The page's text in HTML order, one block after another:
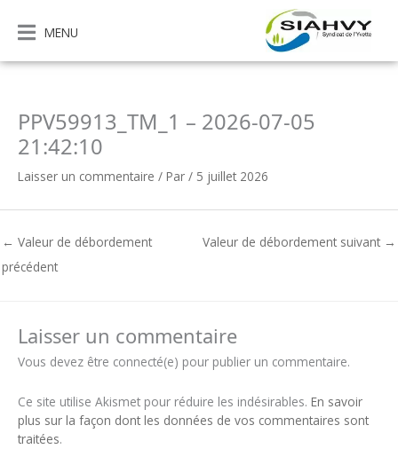
contenu
MENU
PPV59913_TM_1 – 2026-07-05
21:42:10
Laisser un commentaire / Par / 5 juillet 2026
← Valeur de débordement
précédent
Valeur de débordement suivant →
Laisser un commentaire
Vous devez être connecté(e) pour publier un commentaire.
Ce site utilise Akismet pour réduire les indésirables. En savoir
plus sur la façon dont les données de vos commentaires sont
traitées.